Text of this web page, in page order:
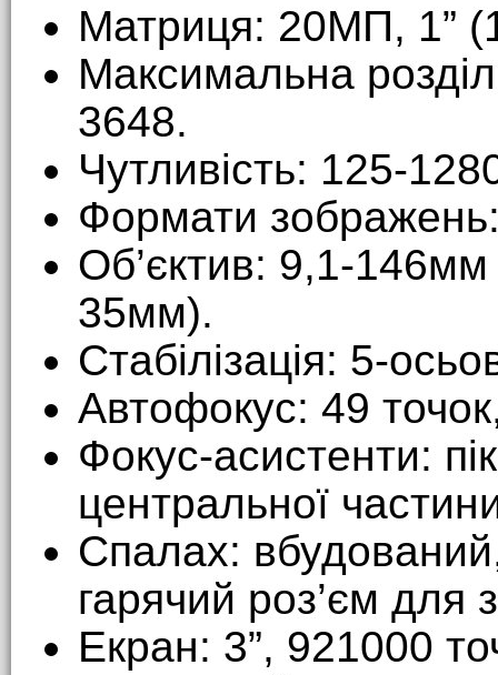
Матриця: 20МП, 1”
Максимальна
3648.
Чутливість: 125-
Формати
Об’єктив: 9,1-
35мм).
Стабілізація: 5-
Автофокус: 49
Фокус-асистенти:
центральної
Спалах:
гарячий роз’єм для
Екран: 3”, 921000